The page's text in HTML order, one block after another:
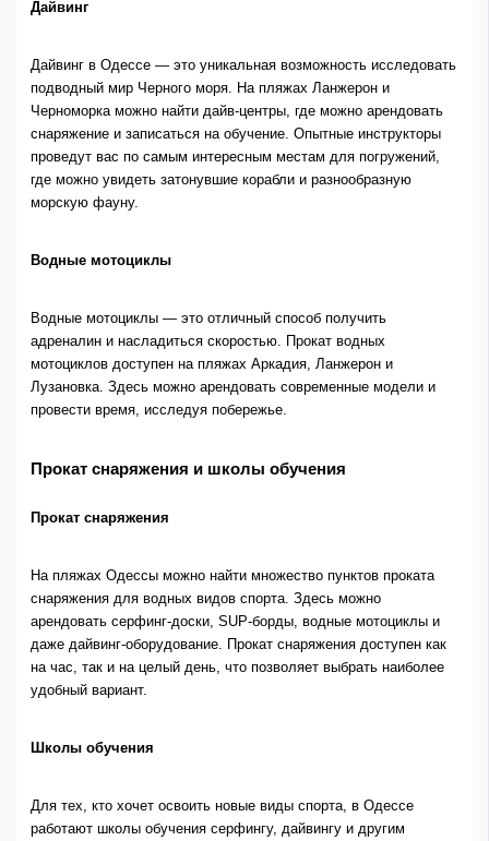
Дайвинг
Дайвинг в Одессе — это уникальная возможность исследовать
подводный мир Черного моря. На пляжах Ланжерон и
Черноморка можно найти дайв-центры, где можно арендовать
снаряжение и записаться на обучение. Опытные инструкторы
проведут вас по самым интересным местам для погружений,
где можно увидеть затонувшие корабли и разнообразную
морскую фауну.
Водные мотоциклы
Водные мотоциклы — это отличный способ получить
адреналин и насладиться скоростью. Прокат водных
мотоциклов доступен на пляжах Аркадия, Ланжерон и
Лузановка. Здесь можно арендовать современные модели и
провести время, исследуя побережье.
Прокат снаряжения и школы обучения
Прокат снаряжения
На пляжах Одессы можно найти множество пунктов проката
снаряжения для водных видов спорта. Здесь можно
арендовать серфинг-доски, SUP-борды, водные мотоциклы и
даже дайвинг-оборудование. Прокат снаряжения доступен как
на час, так и на целый день, что позволяет выбрать наиболее
удобный вариант.
Школы обучения
Для тех, кто хочет освоить новые виды спорта, в Одессе
работают школы обучения серфингу, дайвингу и другим